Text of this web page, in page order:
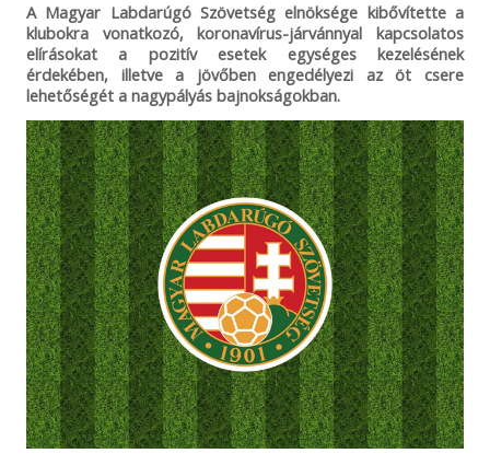
A Magyar Labdarúgó Szövetség elnöksége kibővítette a
klubokra vonatkozó, koronavírus-járvánnyal kapcsolatos
elírásokat a pozitív esetek egységes kezelésének
érdekében, illetve a jövőben engedélyezi az öt csere
lehetőségét a nagypályás bajnokságokban.